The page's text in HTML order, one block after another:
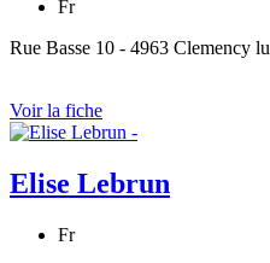
Fr
Rue Basse 10 - 4963 Clemency lu
Voir la fiche
Elise Lebrun
Fr